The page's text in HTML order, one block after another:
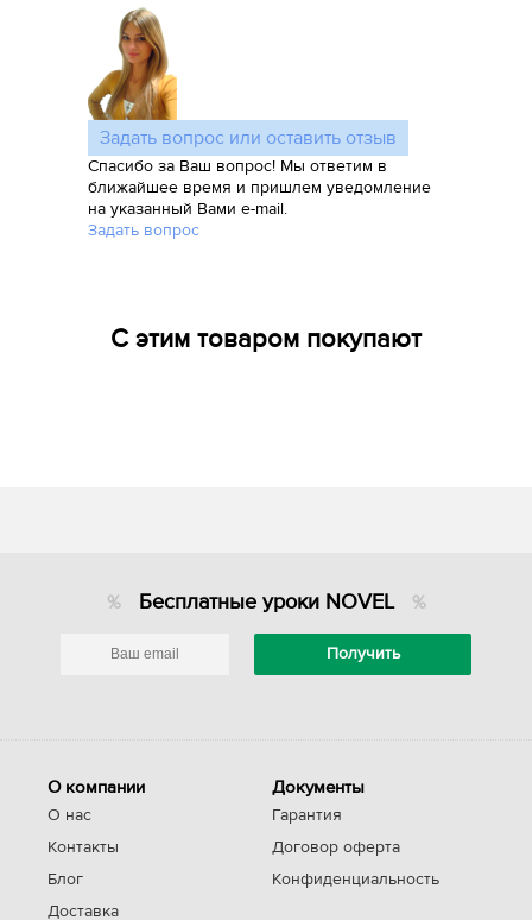
Задать вопрос или оставить отзыв
Спасибо за Ваш вопрос! Мы ответим в
ближайшее время и пришлем уведомление
на указанный Вами e-mail.
Задать вопрос
С этим товаром покупают
Бесплатные уроки NOVEL
О компании
О нас
Контакты
Блог
Доставка
Документы
Гарантия
Договор оферта
Конфиденциальность